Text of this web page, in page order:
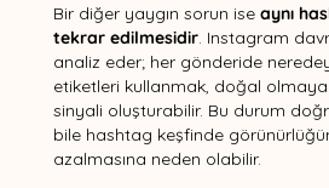
Bir diğer yaygın sorun ise aynı
tekrar edilmesidir. Instagram
analiz eder; her gönderide
etiketleri kullanmak, doğal
sinyali oluşturabilir. Bu durum
bile hashtag keşfinde
azalmasına neden olabilir.